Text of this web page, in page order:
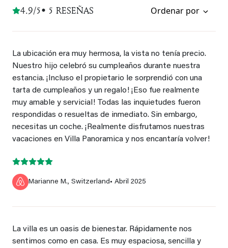
4.9/5• 5 RESEÑAS Ordenar por
La ubicación era muy hermosa, la vista no tenía precio.
Nuestro hijo celebró su cumpleaños durante nuestra
estancia. ¡Incluso el propietario le sorprendió con una
tarta de cumpleaños y un regalo! ¡Eso fue realmente
muy amable y servicial! Todas las inquietudes fueron
respondidas o resueltas de inmediato. Sin embargo,
necesitas un coche. ¡Realmente disfrutamos nuestras
vacaciones en Villa Panoramica y nos encantaría volver!
Marianne M., Switzerland• Abril 2025
La villa es un oasis de bienestar. Rápidamente nos
sentimos como en casa. Es muy espaciosa, sencilla y